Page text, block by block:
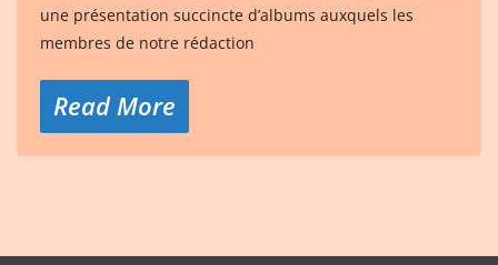
une présentation succincte d’albums auxquels les
membres de notre rédaction
Read More